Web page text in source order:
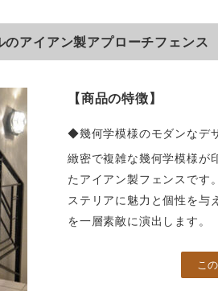
アイアン製アプローチフェンス
【商品の特徴】
◆幾何学模様のモダンなデ
緻密で複雑な幾何学模様が
たアイアン製フェンスです
ステリアに魅力と個性を与
を一層素敵に演出します。
こ